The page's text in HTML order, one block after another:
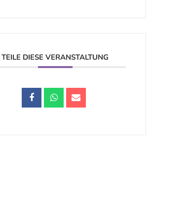
TEILE DIESE VERANSTALTUNG